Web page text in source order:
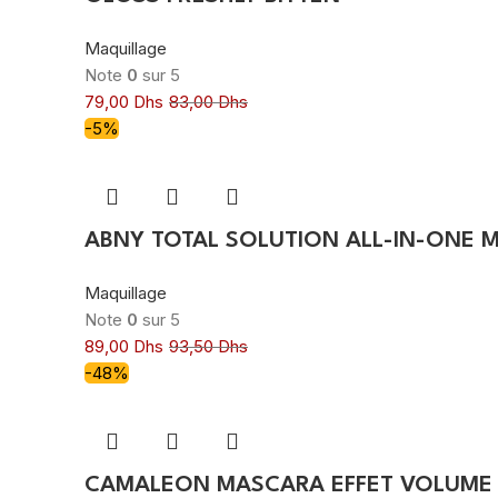
Maquillage
Note 0 sur 5
79,00 Dhs 83,00Dhs
-5%
ABNY TOTAL SOLUTION ALL-IN-ONE
Maquillage
Note 0 sur 5
89,00 Dhs 93,50Dhs
-48%
CAMALEON MASCARA EFFET VOLUME